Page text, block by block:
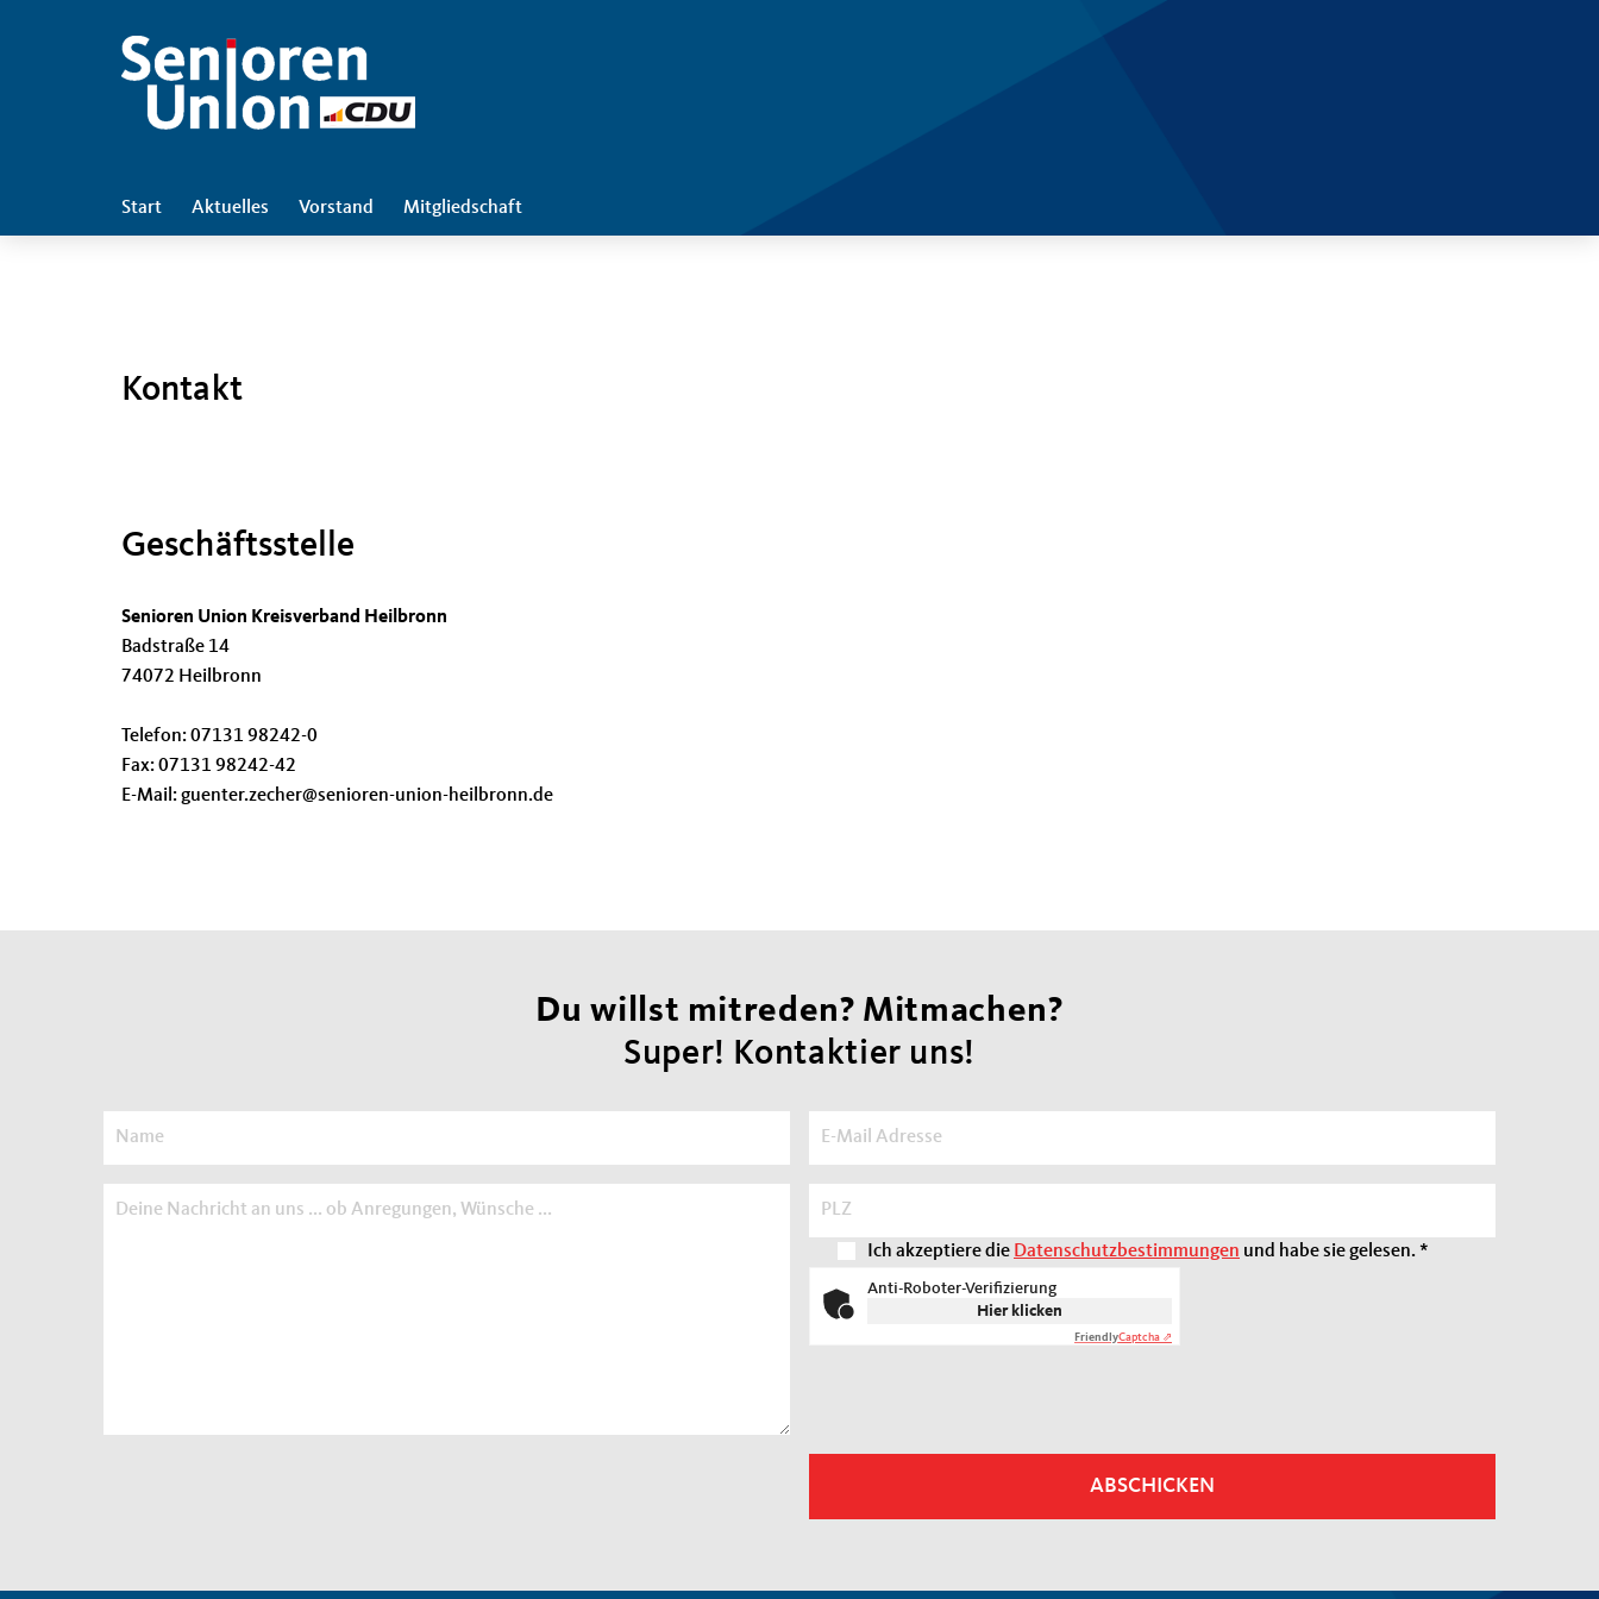
Start Aktuelles Vorstand Mitgliedschaft
Kontakt
Geschäftsstelle
Senioren Union Kreisverband Heilbronn
Badstraße 14
74072 Heilbronn
Telefon: 07131 98242-0
Fax: 07131 98242-42
E-Mail: guenter.zecher@senioren-union-heilbronn.de
Du willst mitreden? Mitmachen?
Super! Kontaktier uns!
Ich akzeptiere die Datenschutzbestimmungen und habe sie gelesen.*
Anti-Roboter-Verifizierung
Hier klicken
FriendlyCaptcha ⇗
ABSCHICKEN